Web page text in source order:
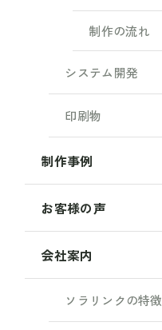
制作の流れ
システム開発
印刷物
制作事例
お客様の声
会社案内
ソラリンクの特徴